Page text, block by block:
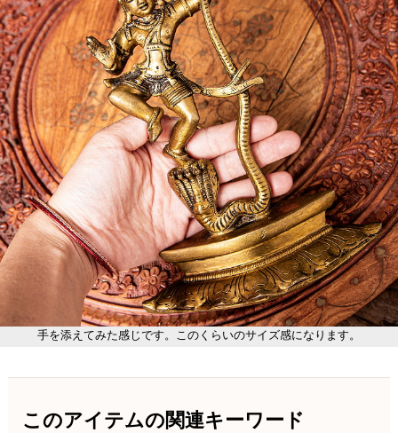
手を添えてみた感じです。このくらいのサイズ感になります。
このアイテムの関連キーワード